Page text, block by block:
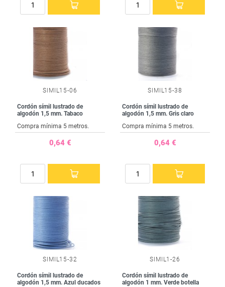
SIMIL15-06
Cordón símil lustrado de
algodón 1,5 mm. Tabaco
Compra mínima 5 metros.
0,64 €
SIMIL15-38
Cordón símil lustrado de
algodón 1,5 mm. Gris claro
Compra mínima 5 metros.
0,64 €
SIMIL15-32
Cordón símil lustrado de
algodón 1,5 mm. Azul ducados
SIMIL1-26
Cordón símil lustrado de
algodón 1 mm. Verde botella